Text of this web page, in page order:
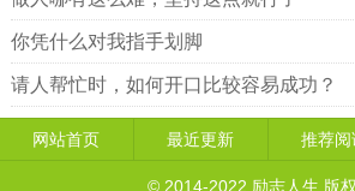
你凭什么对我指手划脚
请人帮忙时，如何开口比较容易成功？
网站首页 最近更新 推荐阅
© 2014-2022 励志人生 版